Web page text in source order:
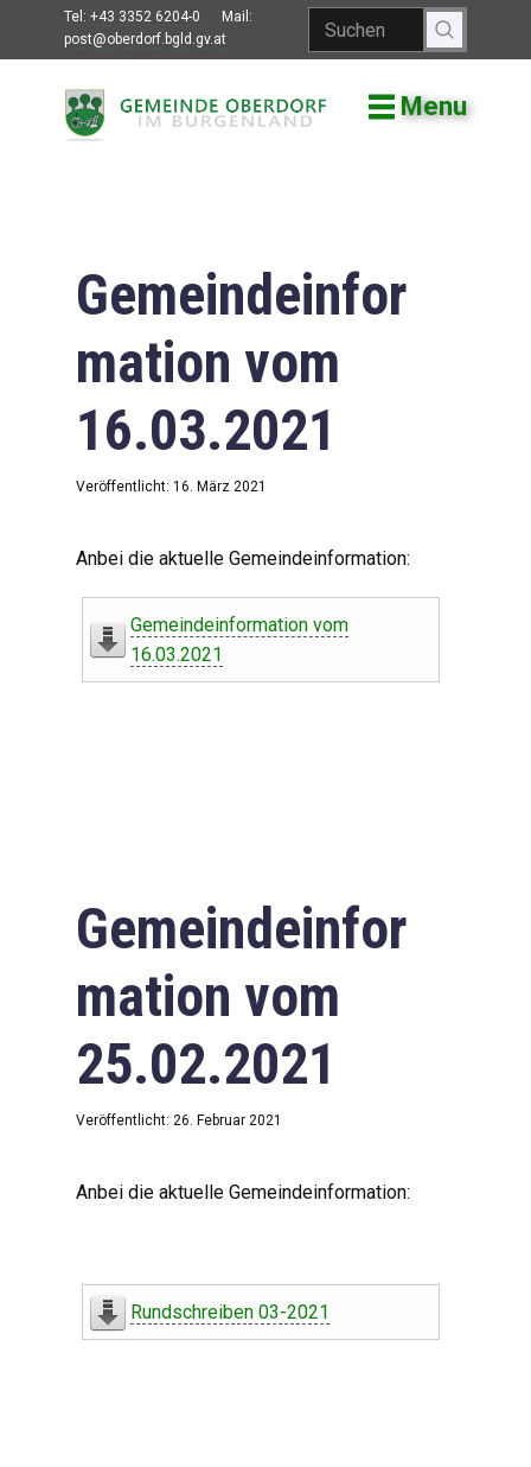
Tel: +43 3352 6204-0
Mail:
post@oberdorf.bgld.gv.at
Menu
Willkommen
Gemeindeamt
Gemeinderat
Bildung
Vereine
Leben in Oberdorf
Downloads
Impressum
Datenschutzerklärung
Gemeindeinfor
mation vom
16.03.2021
Veröffentlicht: 16. März 2021
Anbei die aktuelle Gemeindeinformation:
Gemeindeinformation vom
16.03.2021
Gemeindeinfor
mation vom
25.02.2021
Veröffentlicht: 26. Februar 2021
Anbei die aktuelle Gemeindeinformation:
Rundschreiben 03-2021